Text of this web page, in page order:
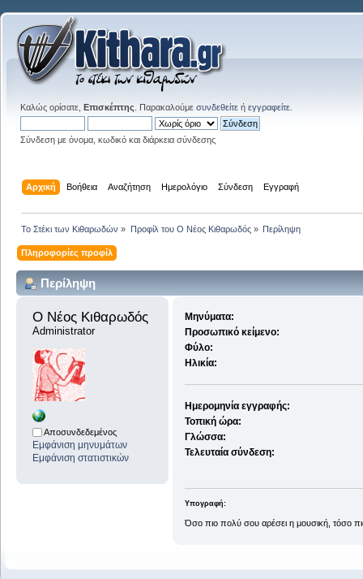
Καλώς ορίσατε, Επισκέπτης . Παρακαλούμε συνδεθείτε ή εγγραφείτε
Σύνδεση με όνομα, κωδικό και διάρκεια σύνδεσης
Αρχική Βοήθεια Αναζήτηση Ημερολόγιο Σύνδεση Εγγραφή
Το Στέκι των Κιθαρωδών » Προφίλ του Ο Νέος Κιθαρωδός» Περίληψη
Πληροφορίες προφίλ
Περίληψη
Ο Νέος Κιθαρωδός
Administrator
Αποσυνδεδεμένος
Εμφάνιση μηνυμάτων
Εμφάνιση στατιστικών
Μηνύματα:
Προσωπικό κείμενο:
Φύλο:
Ηλικία:
Ημερομηνία εγγραφής:
Τοπική ώρα:
Γλώσσα:
Τελευταία σύνδεση:
Υπογραφή:
Όσο πιο πολύ σου αρέσει η μουσική, τόσο